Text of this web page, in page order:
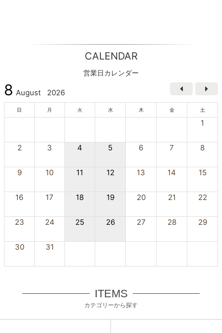
CALENDAR
営業日カレンダー
8 August 2026
日 月 火 水 木 金 土
1
2 3 4 5 6 7 8
9 10 11 12 13 14 15
16 17 18 19 20 21 22
23 24 25 26 27 28 29
30 31
ITEMS
カテゴリーから探す